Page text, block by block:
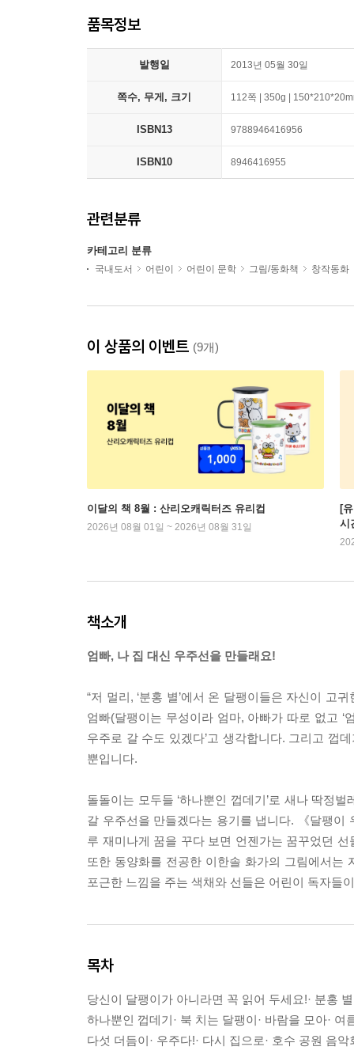
품목정보
발행일 2013년 05월 30일
쪽수, 무게, 크기 112쪽 | 350g |
ISBN13 9788946416956
ISBN10 8946416955
관련분류
카테고리 분류
국내도서 어린이 어린이 문학 그림/동화책 창작동화
이 상품의 이벤트 (9개)
이달의 책 8월 : 산리오캐릭터즈 유리컵
2026년 08월 01일 ~ 2026년 08월 31일
[
시
책소개
엄빠, 나 집 대신 우주선을 만들래요!
“저 멀리, ‘분홍 별’에서 온 달팽이들은 자신이 고
엄빠(달팽이는 무성이라 엄마, 아빠가 따로 없고 ‘
우주로 갈 수도 있겠다’고 생각합니다. 그리고 껍
뿐입니다.
돌돌이는 모두들 ‘하나뿐인 껍데기’로 새나 딱정
갈 우주선을 만들겠다는 용기를 냅니다. 《달팽이
루 재미나게 꿈을 꾸다 보면 언젠가는 꿈꾸었던
또한 동양화를 전공한 이한솔 화가의 그림에서는
포근한 느낌을 주는 색채와 선들은 어린이 독자들
목차
당신이 달팽이가 아니라면 꼭 읽어 두세요!· 분홍
하나뿐인 껍데기· 북 치는 달팽이· 바람을 모아· 여
다섯 더듬이· 우주다!· 다시 집으로· 호수 공원 음